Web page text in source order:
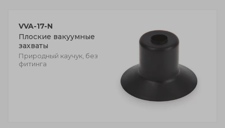
VVA-17-N
Плоские вакуумные
захваты
Природный каучук, без
фитинга